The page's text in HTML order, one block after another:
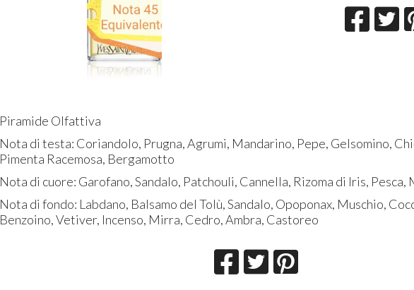
Piramide Olfattiva
Nota di testa: Coriandolo, Prugna, Agrumi, Mandarino, Pepe, Gelsomino,
Pimenta Racemosa, Bergamotto
Nota di cuore: Garofano, Sandalo, Patchouli, Cannella, Rizoma di Iris, Pesca,
Nota di fondo: Labdano, Balsamo del Tolù, Sandalo, Opoponax, Muschio,
Benzoino, Vetiver, Incenso, Mirra, Cedro, Ambra, Castoreo